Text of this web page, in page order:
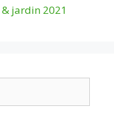
jardin 2021